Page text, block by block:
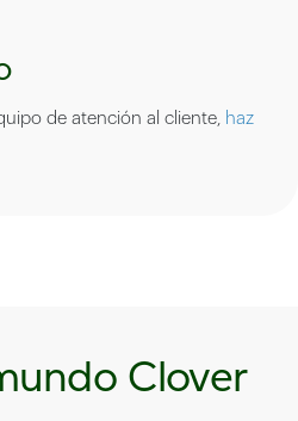
de atención al cliente, haz
Clover